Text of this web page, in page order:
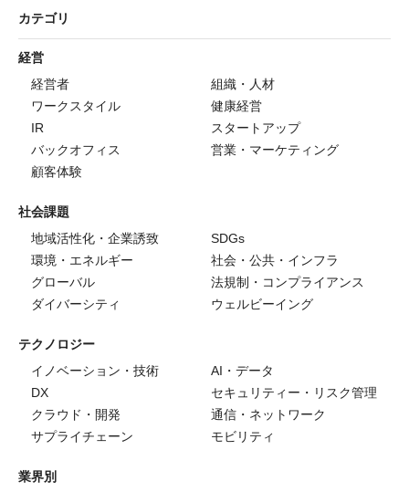
カテゴリ
経営
経営者
組織・人材
ワークスタイル
健康経営
IR
スタートアップ
バックオフィス
営業・マーケティング
顧客体験
社会課題
地域活性化・企業誘致
SDGs
環境・エネルギー
社会・公共・インフラ
グローバル
法規制・コンプライアンス
ダイバーシティ
ウェルビーイング
テクノロジー
イノベーション・技術
AI・データ
DX
セキュリティー・リスク管理
クラウド・開発
通信・ネットワーク
サプライチェーン
モビリティ
業界別